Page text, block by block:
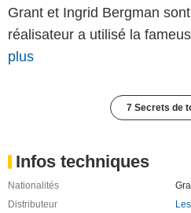
Grant et Ingrid Bergman
réalisateur a utilisé la
plus
7 Secrets de
Infos techniques
Nationalités
Distributeur